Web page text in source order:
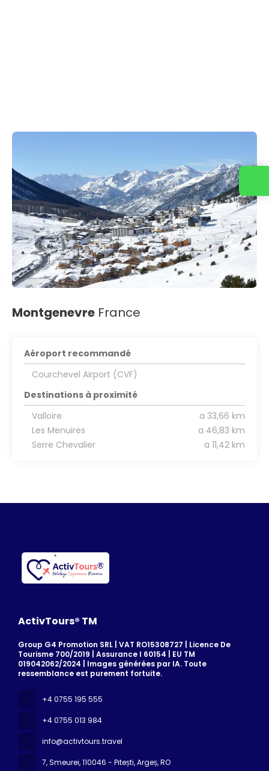
Montgenevre France
Aéroport recommandé
Courchevel Airport (CVF)
Destinations à proximité
Valloire
a 33,66 km
Les Menuires
a 46,83 km
Serre Chevalier
a 11,42 km
ActivTours® TM
Group G4 Promotion SRL | VAT RO15308727 | Licence De
Tourisme 700/2019 | Assurance I 60154 | EU TM
019042062/2024 | Images générées par IA. Toute
ressemblance est purement fortuite.
+4 0755 195 555
+4 0755 013 984
info@activtours.travel
7, Smeurei, 110046 - Pitești, Argeș, RO